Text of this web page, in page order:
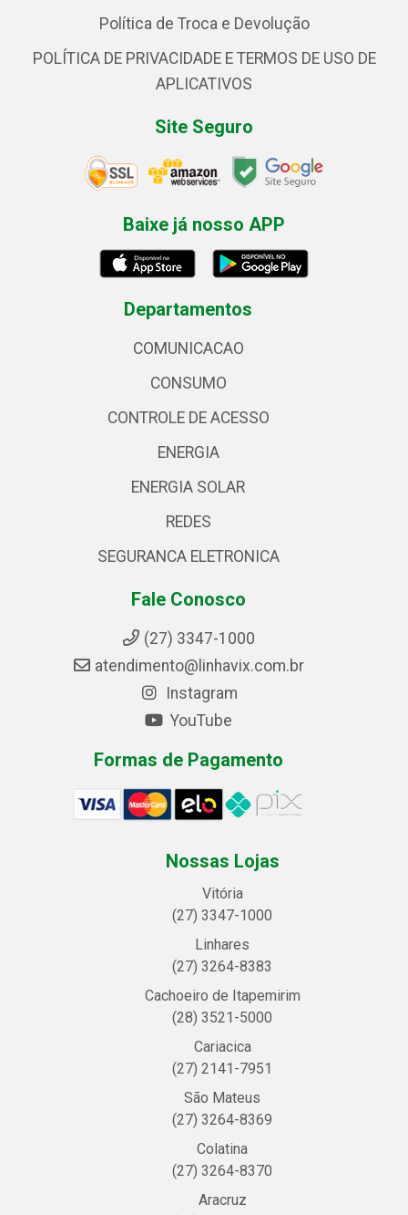
Política de Troca e Devolução
POLÍTICA DE PRIVACIDADE E TERMOS DE USO DE
APLICATIVOS
Site Seguro
Baixe já nosso APP
Departamentos
COMUNICACAO
CONSUMO
CONTROLE DE ACESSO
ENERGIA
ENERGIA SOLAR
REDES
SEGURANCA ELETRONICA
Fale Conosco
(27) 3347-1000
atendimento@linhavix.com.br
Instagram
YouTube
Formas de Pagamento
Nossas Lojas
Vitória
(27) 3347-1000
Linhares
(27) 3264-8383
Cachoeiro de Itapemirim
(28) 3521-5000
Cariacica
(27) 2141-7951
São Mateus
(27) 3264-8369
Colatina
(27) 3264-8370
Aracruz